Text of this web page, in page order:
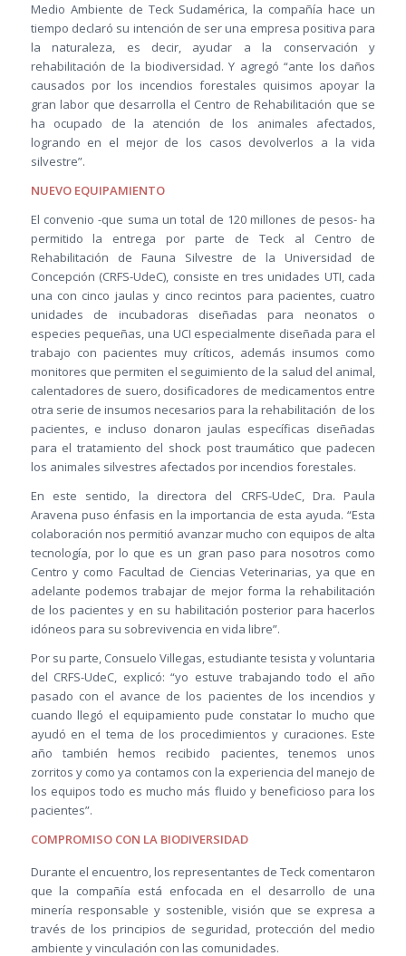
Medio Ambiente de Teck Sudamérica, la compañía hace un
tiempo declaró su intención de ser una empresa positiva para
la naturaleza, es decir, ayudar a la conservación y
rehabilitación de la biodiversidad. Y agregó “ante los daños
causados por los incendios forestales quisimos apoyar la
gran labor que desarrolla el Centro de Rehabilitación que se
ha ocupado de la atención de los animales afectados,
logrando en el mejor de los casos devolverlos a la vida
silvestre”.
NUEVO EQUIPAMIENTO
El convenio -que suma un total de 120 millones de pesos- ha
permitido la entrega por parte de Teck al Centro de
Rehabilitación de Fauna Silvestre de la Universidad de
Concepción (CRFS-UdeC), consiste en tres unidades UTI, cada
una con cinco jaulas y cinco recintos para pacientes, cuatro
unidades de incubadoras diseñadas para neonatos o
especies pequeñas, una UCI especialmente diseñada para el
trabajo con pacientes muy críticos, además insumos como
monitores que permiten el seguimiento de la salud del animal,
calentadores de suero, dosificadores de medicamentos entre
otra serie de insumos necesarios para la rehabilitación de los
pacientes, e incluso donaron jaulas específicas diseñadas
para el tratamiento del shock post traumático que padecen
los animales silvestres afectados por incendios forestales.
En este sentido, la directora del CRFS-UdeC, Dra. Paula
Aravena puso énfasis en la importancia de esta ayuda. “Esta
colaboración nos permitió avanzar mucho con equipos de alta
tecnología, por lo que es un gran paso para nosotros como
Centro y como Facultad de Ciencias Veterinarias, ya que en
adelante podemos trabajar de mejor forma la rehabilitación
de los pacientes y en su habilitación posterior para hacerlos
idóneos para su sobrevivencia en vida libre”.
Por su parte, Consuelo Villegas, estudiante tesista y voluntaria
del CRFS-UdeC, explicó: “yo estuve trabajando todo el año
pasado con el avance de los pacientes de los incendios y
cuando llegó el equipamiento pude constatar lo mucho que
ayudó en el tema de los procedimientos y curaciones. Este
año también hemos recibido pacientes, tenemos unos
zorritos y como ya contamos con la experiencia del manejo de
los equipos todo es mucho más fluido y beneficioso para los
pacientes”.
COMPROMISO CON LA BIODIVERSIDAD
Durante el encuentro, los representantes de Teck comentaron
que la compañía está enfocada en el desarrollo de una
minería responsable y sostenible, visión que se expresa a
través de los principios de seguridad, protección del medio
ambiente y vinculación con las comunidades.